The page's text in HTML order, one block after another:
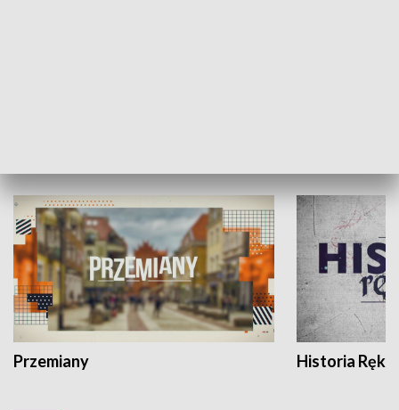
Przemiany Historia Ręką